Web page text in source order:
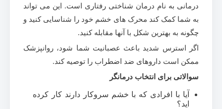
درمانی به نام درمان شناختی رفتاری است. این می تواند
به شما کمک کند محرک های خشم خود را شناسایی کنید و
چگونه به بهترین شکل با آنها مقابله کنید.
اگر استرس شدید باعث عصبانیت شما شود، روانپزشک
ممکن است داروهای ضد اضطراب را توصیه کند.
سوالاتی برای انتخاب درمانگر
آیا با افرادی که با خشم سروکار دارند کار کرده
اید؟